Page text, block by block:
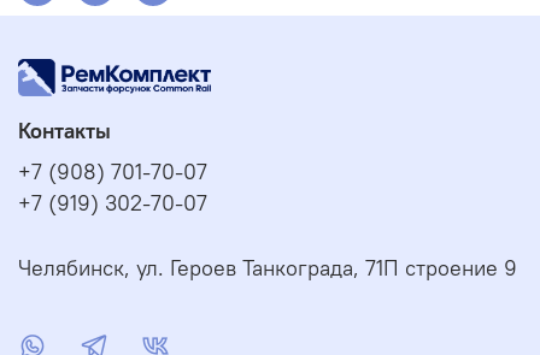
Контакты
+7 (908) 701-70-07
+7 (919) 302-70-07
Челябинск, ул. Героев Танкограда, 71П строение 9